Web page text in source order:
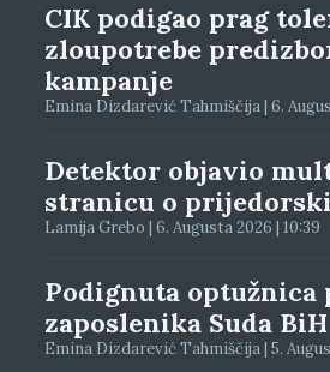
CIK podigao prag
zloupotrebe
kampanje
Emina Dizdarević Tahmiščija | 6.
Detektor objavio
stranicu o
Lamija Grebo | 6. Augusta 2026 | 10:39
Podignuta
zaposlenika Suda BiH
Emina Dizdarević Tahmiščija | 5.